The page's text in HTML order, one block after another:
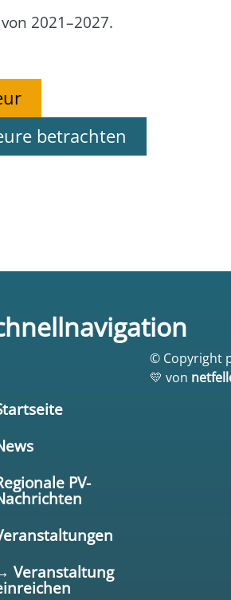
2021–2027.
betrachten
PV-
Veranstaltung
© Copyright
💛 von